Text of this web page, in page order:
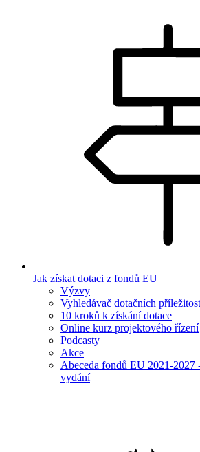
Jak získat dotaci z fondů EU
Výzvy
Vyhledávač dotačních
10 kroků k získání dotace
Online kurz projektového řízení
Podcasty
Akce
Abeceda fondů EU 2021-2027
vydání